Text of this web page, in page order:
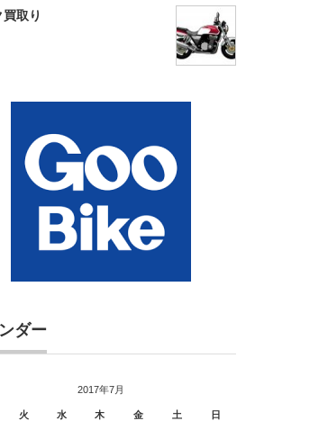
取り
ダー
2017年7月
火 水 木 金 土 日